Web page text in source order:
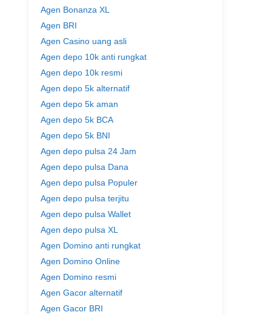
Agen Bonanza XL
Agen BRI
Agen Casino uang asli
Agen depo 10k anti rungkat
Agen depo 10k resmi
Agen depo 5k alternatif
Agen depo 5k aman
Agen depo 5k BCA
Agen depo 5k BNI
Agen depo pulsa 24 Jam
Agen depo pulsa Dana
Agen depo pulsa Populer
Agen depo pulsa terjitu
Agen depo pulsa Wallet
Agen depo pulsa XL
Agen Domino anti rungkat
Agen Domino Online
Agen Domino resmi
Agen Gacor alternatif
Agen Gacor BRI